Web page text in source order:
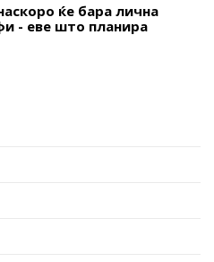
ќе бара лична
- еве што планира